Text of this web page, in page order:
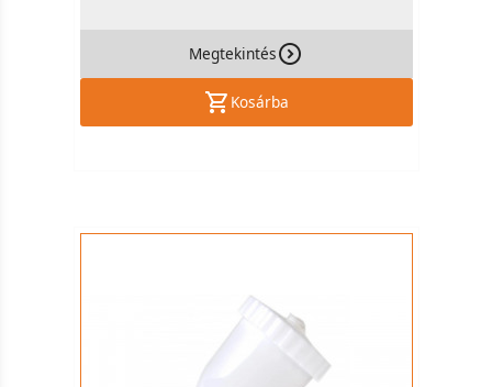
Megtekintés
Kosárba